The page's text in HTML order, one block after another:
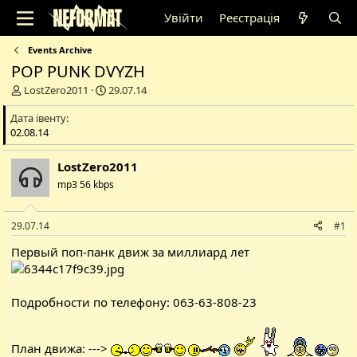
Увійти Реєстрація
Events Archive
POP PUNK DVYZH
А
в
т
о
р
т
е
м
и
LostZero2011
Д
а
с
т
в
о
н
н
я
29.07.14
Дата івенту
02.08.14
LostZero2011
mp3 56 kbps
29.07.14 #1
Первый поп-панк движ за миллиард лет
Подробности по телефону: 063-63-808-23
План движа: --->